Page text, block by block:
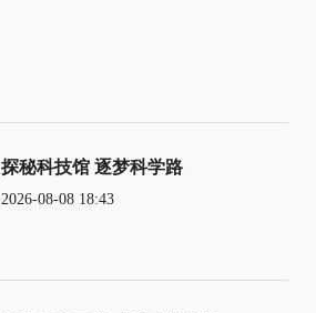
探秘科技馆 逐梦科学路
2026-08-08 18:43